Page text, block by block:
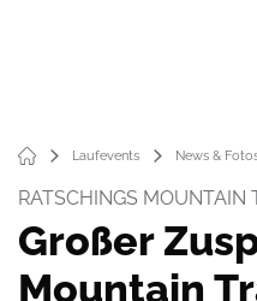
Laufevents News &
RATSCHINGS MOUNTAIN
Großer
Mountain